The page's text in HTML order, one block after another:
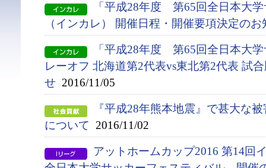
「平成28年度 第65回全日本大
（インカレ） 開催日程・開催要項決定のお
「平成28年度 第65回全日本大
レーオフ 北海道第2代表vs東北第2代表 試
せ 2016/11/05
『平成28年熊本地震』で甚大な
について 2016/11/02
アットホームカップ2016 第14回